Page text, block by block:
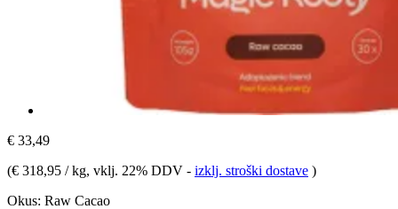
€ 33,49
(€ 318,95 / kg, vklj. 22% DDV - izklj. stroški dostave )
Okus: Raw Cacao